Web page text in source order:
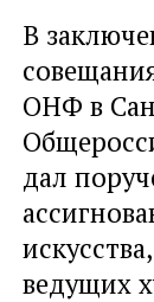
В
ОНФ в
дал
ведущих